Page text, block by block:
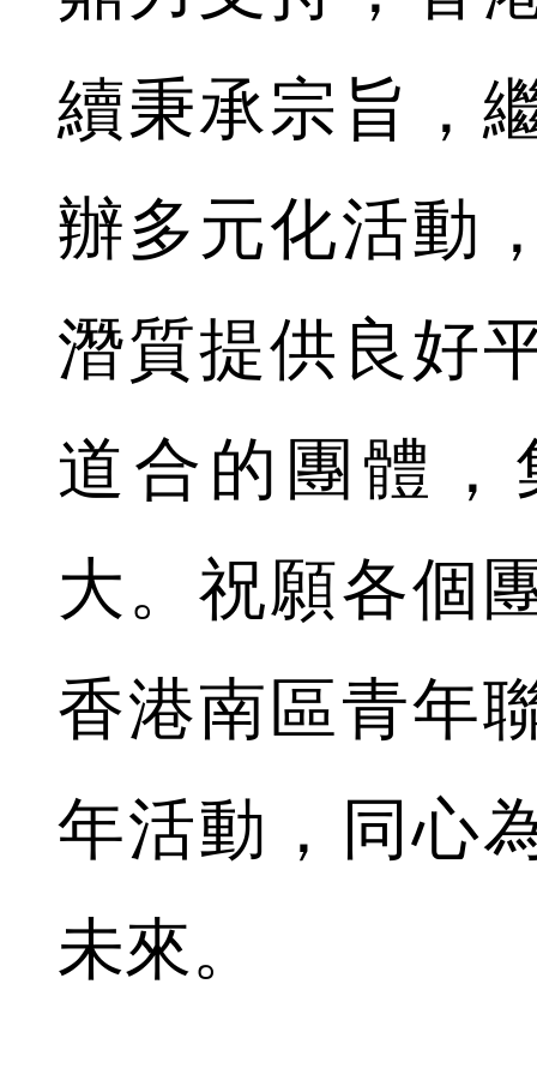
續秉承宗旨，
辦多元化活動
潛質提供良好
道合的團體
大。祝願各個
香港南區青年
年活動，同心
未來。